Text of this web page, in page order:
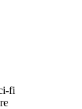
fi